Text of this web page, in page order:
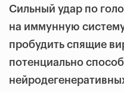
Сильный удар по
на иммунную
пробудить спящие
потенциально